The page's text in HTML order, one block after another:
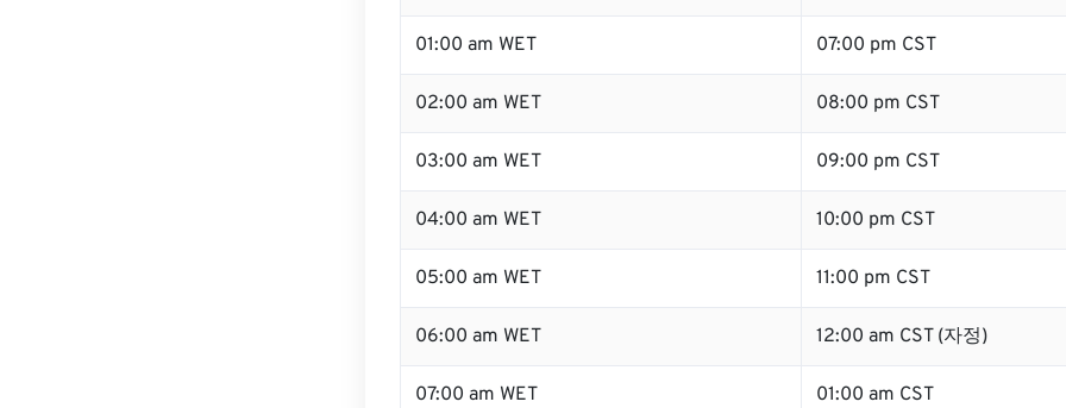
01:00 am WET 07:00 pm CST
02:00 am WET 08:00 pm CST
03:00 am WET 09:00 pm CST
04:00 am WET 10:00 pm CST
05:00 am WET 11:00 pm CST
06:00 am WET 12:00 am CST (자정)
07:00 am WET 01:00 am CST